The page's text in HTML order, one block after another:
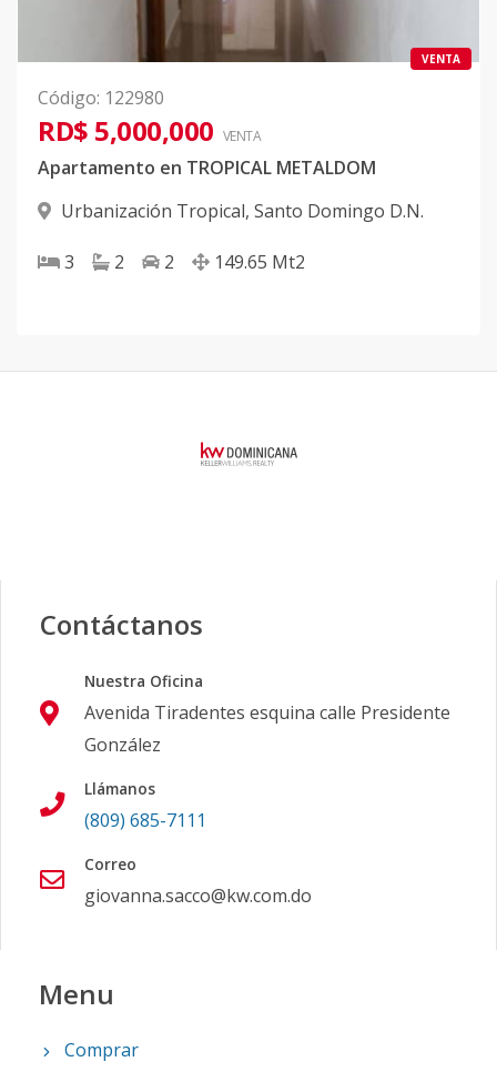
VENTA
Código: 122980
RD$ 5,000,000 VENTA
Apartamento en TROPICAL METALDOM
Urbanización Tropical, Santo Domingo D.N.
3 2 2 149.65 Mt2
Contáctanos
Nuestra Oficina
Avenida Tiradentes esquina calle Presidente
González
Llámanos
(809) 685-7111
Correo
giovanna.sacco@kw.com.do
Menu
Comprar